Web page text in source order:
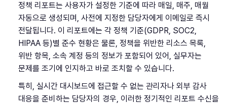
정책 리포트는 사용자가 설정한 기준에 따라 매일, 매주, 매월
자동으로 생성되며, 사전에 지정한 담당자에게 이메일로 즉시
전달됩니다. 이 리포트에는 각 정책 기준(GDPR, SOC2,
HIPAA 등)별 준수 현황은 물론, 정책을 위반한 리소스 목록,
위반 항목, 소속 계정 등의 정보가 포함되어 있어, 실무자는
문제를 조기에 인지하고 바로 조치할 수 있습니다.
특히, 실시간 대시보드에 접근할 수 없는 관리자나 외부 감사
대응을 준비하는 담당자의 경우, 이러한 정기적인 리포트 수신을